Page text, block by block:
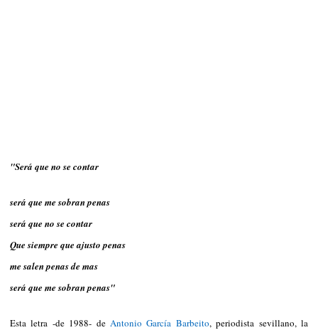
"Será que no se contar
será que me sobran penas
será que no se contar
Que siempre que ajusto penas
me salen penas de mas
será que me sobran penas"
Esta letra -de 1988- de Antonio García Barbeito, periodista sevillano, la